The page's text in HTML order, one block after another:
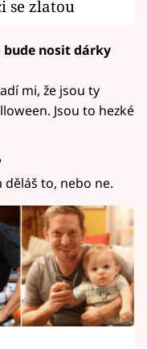
se zlatou
nosit dárky
mi, že jsou ty
Jsou to hezké
děláš to, nebo ne.